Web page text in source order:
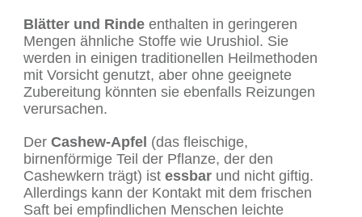
Blätter und Rinde enthalten in geringeren
Mengen ähnliche Stoffe wie Urushiol. Sie
werden in einigen traditionellen Heilmethoden
mit Vorsicht genutzt, aber ohne geeignete
Zubereitung könnten sie ebenfalls Reizungen
verursachen.
Der Cashew-Apfel (das fleischige,
birnenförmige Teil der Pflanze, der den
Cashewkern trägt) ist essbar und nicht giftig.
Allerdings kann der Kontakt mit dem frischen
Saft bei empfindlichen Menschen leichte